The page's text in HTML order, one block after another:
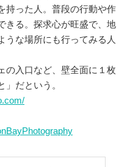
持った人。普段の行動や作
きる。探求心が旺盛で、地
うな場所にも行ってみる人
入口など、壁全面に１枚
だという。